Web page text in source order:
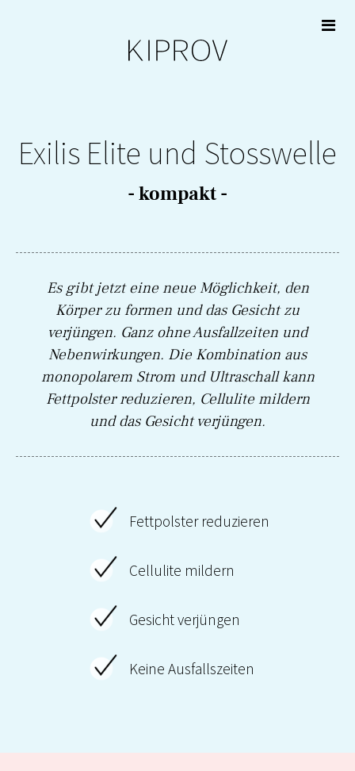

Exilis Elite und Stosswelle
- kompakt -
Es gibt jetzt eine neue Möglichkeit, den
Körper zu formen und das Gesicht zu
verjüngen. Ganz ohne Ausfallzeiten und
Nebenwirkungen. Die Kombination aus
monopolarem Strom und Ultraschall kann
Fettpolster reduzieren, Cellulite mildern
und das Gesicht verjüngen.
Fettpolster reduzieren
Cellulite mildern
Gesicht verjüngen
Keine Ausfallszeiten